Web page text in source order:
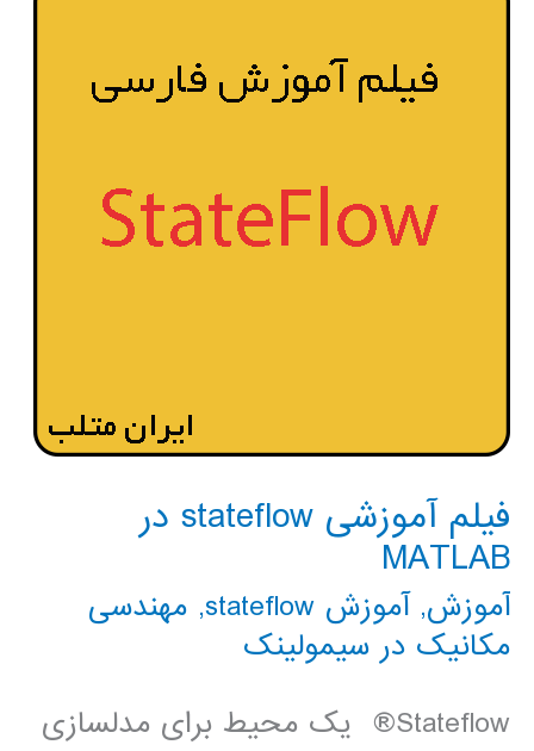
فیلم آموزشی stateflow در
MATLAB
آموزش,آموزش stateflow , مهندسی
مکانیک در سیمولینک
Stateflow® یک محیط برای مدلسازی